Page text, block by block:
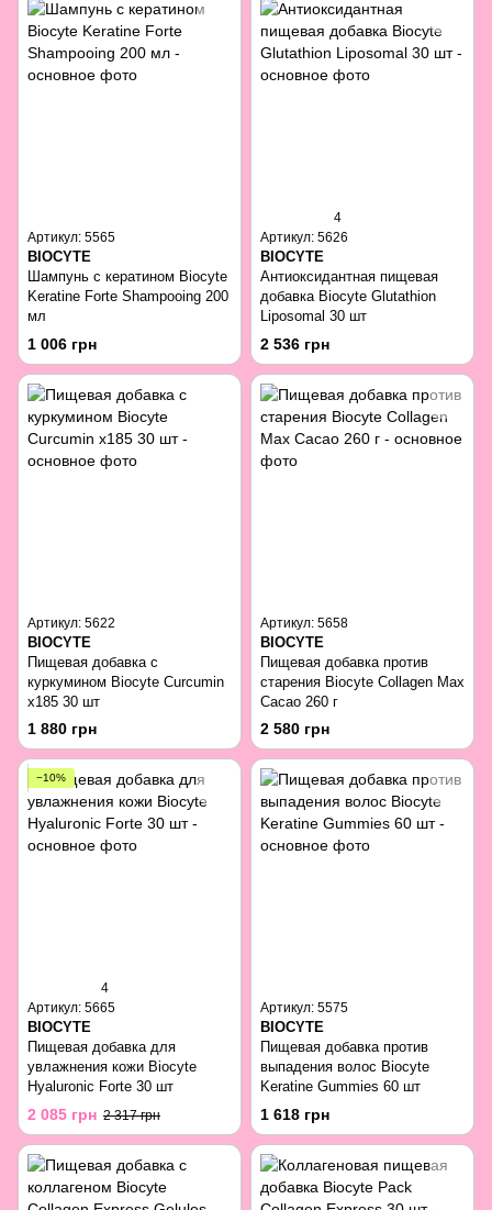
Артикул: 5565
BIOCYTE
Шампунь с кератином Biocyte
Keratine Forte Shampooing 200
мл
1 006 грн
4
Артикул: 5626
BIOCYTE
Антиоксидантная пищевая
добавка Biocyte Glutathion
Liposomal 30 шт
2 536 грн
Артикул: 5622
BIOCYTE
Пищевая добавка с
куркумином Biocyte Curcumin
x185 30 шт
1 880 грн
Артикул: 5658
BIOCYTE
Пищевая добавка против
старения Biocyte Collagen Max
Cacao 260 г
2 580 грн
−10%
4
Артикул: 5665
BIOCYTE
Пищевая добавка для
увлажнения кожи Biocyte
Hyaluronic Forte 30 шт
2 085 грн 2 317 грн
Артикул: 5575
BIOCYTE
Пищевая добавка против
выпадения волос Biocyte
Keratine Gummies 60 шт
1 618 грн